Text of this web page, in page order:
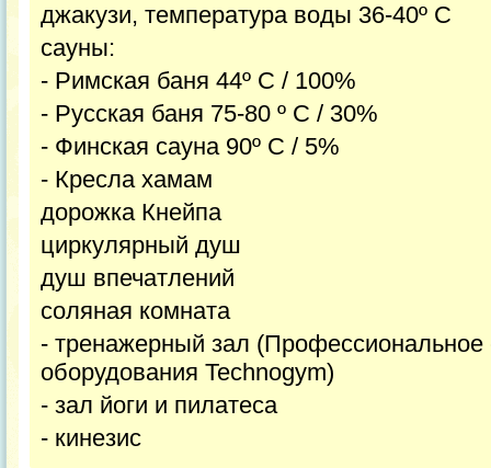
джакузи, температура воды 36-40º С
сауны:
- Римская баня 44º С / 100%
- Русская баня 75-80 º С / 30%
- Финская сауна 90º С / 5%
- Кресла хамам
дорожка Кнейпа
циркулярный душ
душ впечатлений
соляная комната
- тренажерный зал (Профессиональное
оборудования Technogym)
- зал йоги и пилатеса
- кинезис